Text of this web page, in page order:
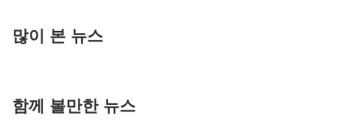
많이 본 뉴스
함께 볼만한 뉴스